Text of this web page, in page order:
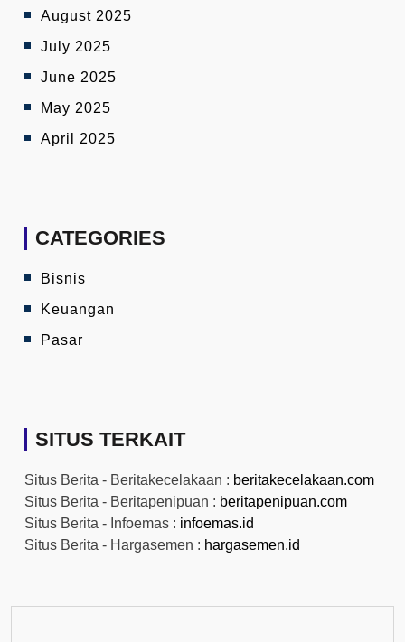
August 2025
July 2025
June 2025
May 2025
April 2025
CATEGORIES
Bisnis
Keuangan
Pasar
SITUS TERKAIT
Situs Berita - Beritakecelakaan : beritakecelakaan.com
Situs Berita - Beritapenipuan : beritapenipuan.com
Situs Berita - Infoemas : infoemas.id
Situs Berita - Hargasemen : hargasemen.id